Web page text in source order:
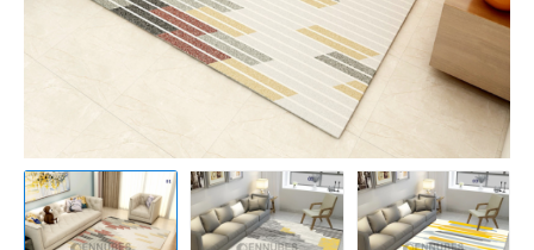
Sobre